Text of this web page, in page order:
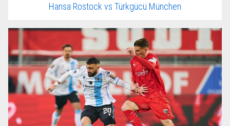
Hansa Rostock vs Türkgücü München